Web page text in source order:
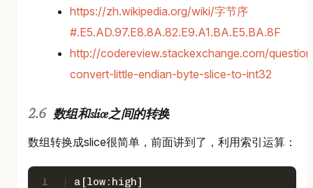
https://zh.wikipedia.org/wiki/字节序
#.E5.AD.97.E8.8A.82.E9.A1.BA.E5.BA.8F
http://codereview.stackexchange.com/
convert-little-endian-byte-slice-to-int32
数组和slice之间的转换
数组转换成slice很简单，前面讲到了，利用索引运算：
1
a[low:high]